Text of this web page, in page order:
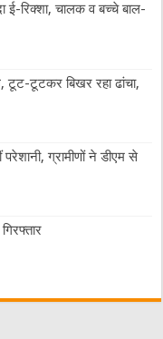
ई-रिक्शा, चालक व बच्चे बाल-
टूट-टूटकर बिखर रहा ढांचा,
ग्रामीणों ने डीएम से